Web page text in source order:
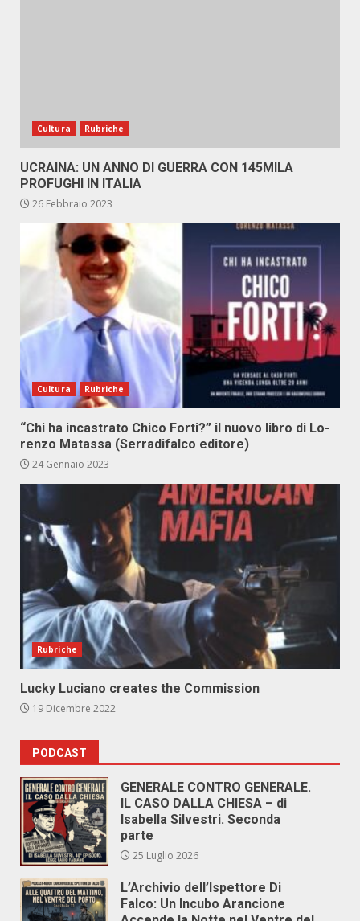
Cultura Rubriche
UCRAINA: UN ANNO DI GUERRA CON 145MILA
PROFUGHI IN ITALIA
26 Febbraio 2023
Cultura Rubriche
“Chi ha in­ca­stra­to Chi­co For­ti?” il nuo­vo li­bro di Lo­
ren­zo Ma­tas­sa (Ser­ra­di­fal­co edi­to­re)
24 Gennaio 2023
Rubriche
Lucky Luciano creates the Commission
19 Dicembre 2022
PODCAST
GENERALE CONTRO GENERALE.
IL CASO DALLA CHIESA – di
Isabella Silvestri. Seconda
parte
25 Luglio 2026
L’Archivio dell’Ispettore Di
Falco: Un Incubo Arancione